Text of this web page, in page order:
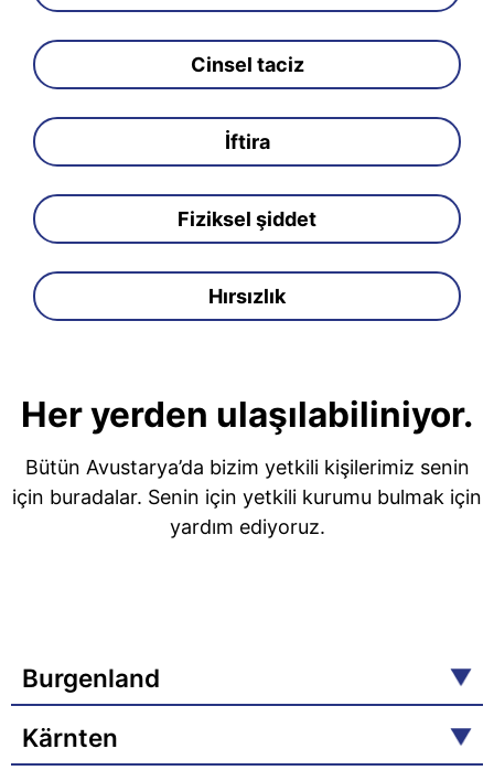
Cinsel taciz
İftira
Fiziksel şiddet
Hırsızlık
Her yerden ulaşılabiliniyor.
Bütün Avustarya’da bizim yetkili kişilerimiz senin
için buradalar. Senin için yetkili kurumu bulmak için
yardım ediyoruz.
Burgenland
Kärnten